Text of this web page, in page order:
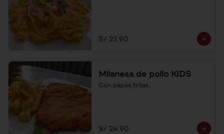
S/ 22.90
Milanesa de pollo KIDS
Con papas fritas.
S/ 24.90